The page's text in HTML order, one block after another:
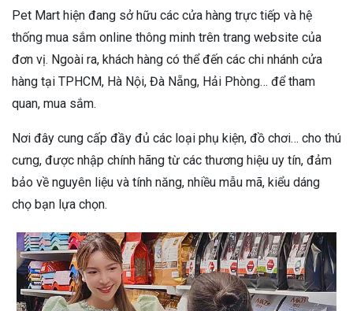
Pet Mart hiện đang sở hữu các cửa hàng trực tiếp và hệ
thống mua sắm online thông minh trên trang website của
đơn vị. Ngoài ra, khách hàng có thể đến các chi nhánh cửa
hàng tại TPHCM, Hà Nội, Đà Nẵng, Hải Phòng… để tham
quan, mua sắm.
Nơi đây cung cấp đầy đủ các loại phụ kiện, đồ chơi… cho thú
cưng, được nhập chính hãng từ các thương hiệu uy tín, đảm
bảo về nguyên liệu và tính năng, nhiều mẫu mã, kiểu dáng
chọ bạn lựa chọn.